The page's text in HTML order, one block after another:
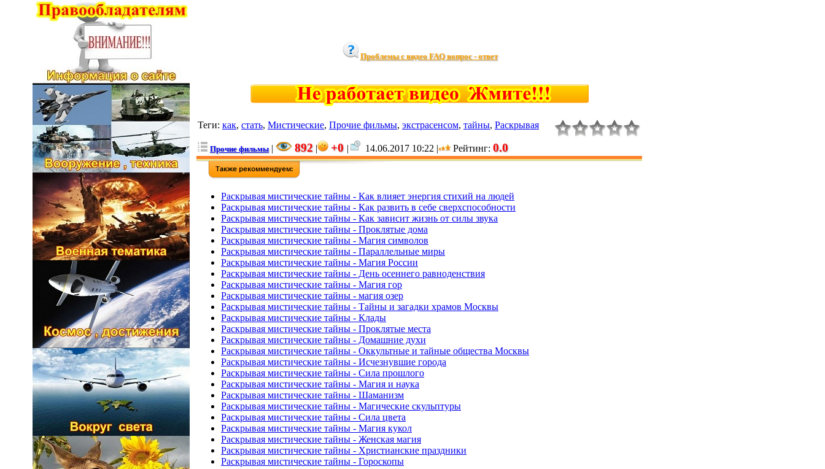
Проблемы с видео FAQ вопрос - ответ
Теги: как, стать, Мистические, Прочие фильмы, экстрасенсом, тайны, Раскрывая
Прочие фильмы| 892 | +0 | 14.06.2017 10:22 | Рейтинг: 0.0
Раскрывая мистические тайны - Как влияет энергия стихий на людей
Раскрывая мистические тайны - Как развить в себе сверхспособности
Раскрывая мистические тайны - Как зависит жизнь от силы звука
Раскрывая мистические тайны - Проклятые дома
Раскрывая мистические тайны - Магия символов
Раскрывая мистические тайны - Параллельные миры
Раскрывая мистические тайны - Магия России
Раскрывая мистические тайны - День осеннего равноденствия
Раскрывая мистические тайны - Магия гор
Раскрывая мистические тайны - магия озер
Раскрывая мистические тайны - Тайны и загадки храмов Москвы
Раскрывая мистические тайны - Клады
Раскрывая мистические тайны - Проклятые места
Раскрывая мистические тайны - Домашние духи
Раскрывая мистические тайны - Оккультные и тайные общества Москвы
Раскрывая мистические тайны - Исчезнувшие города
Раскрывая мистические тайны - Сила прошлого
Раскрывая мистические тайны - Магия и наука
Раскрывая мистические тайны - Шаманизм
Раскрывая мистические тайны - Магические скульптуры
Раскрывая мистические тайны - Сила цвета
Раскрывая мистические тайны - Магия кукол
Раскрывая мистические тайны - Женская магия
Раскрывая мистические тайны - Христианские праздники
Раскрывая мистические тайны - Гороскопы